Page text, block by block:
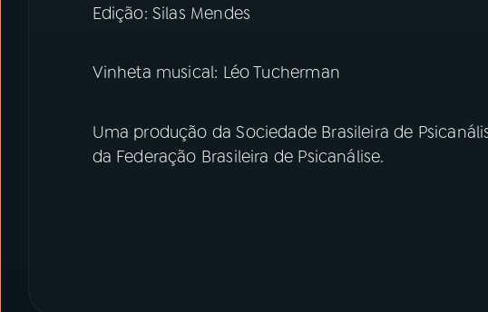
Edição: Silas Mendes
Vinheta musical: Léo Tucherman
Uma produção da Sociedade Brasileira de
da Federação Brasileira de Psicanálise.